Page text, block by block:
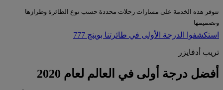
تتوفر هذه الخدمة على مسارات رحلات محددة حسب نوع الطائرة وطرازها
وتصميمها
استكشفوا الدرجة الأولى في طائرتنا بوينج 777
تريب أدفايزر
أفضل درجة أولى في العالم لعام 2020